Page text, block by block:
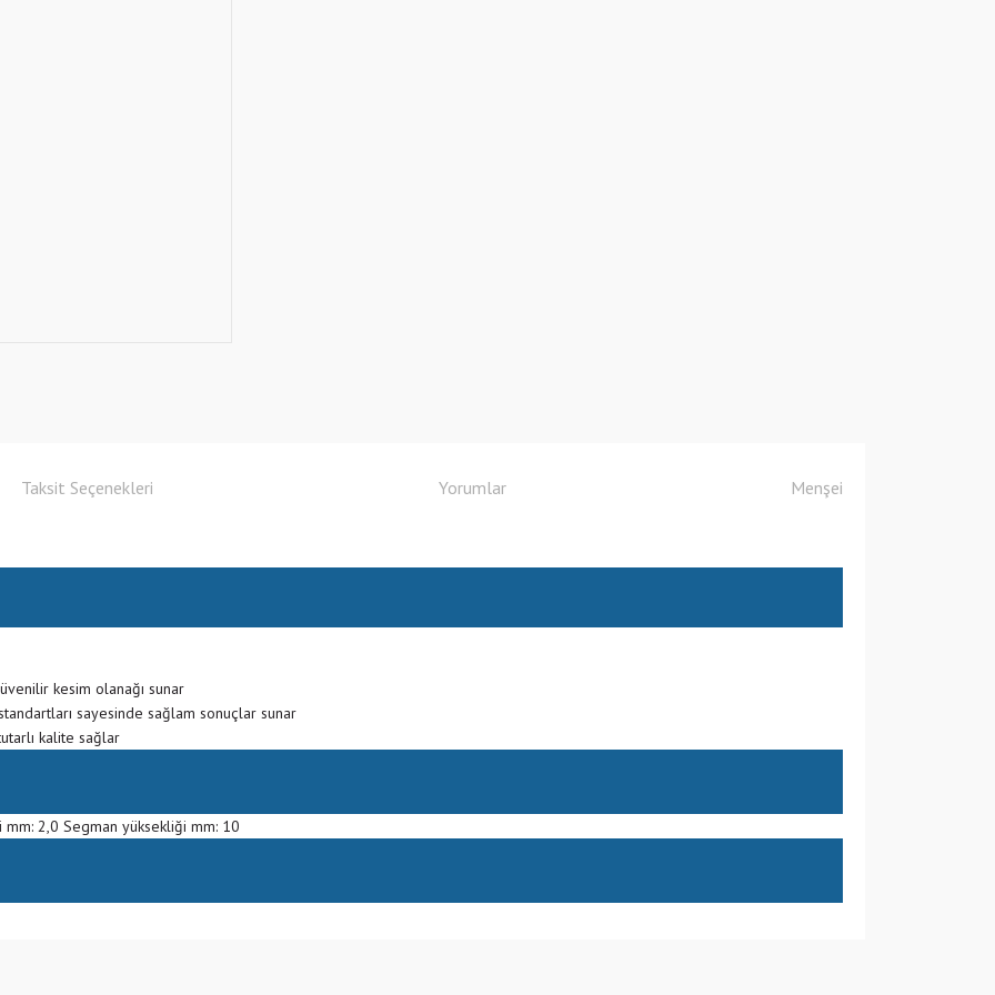
Taksit Seçenekleri Yorumlar Menşei
kesim olanağı sunar
sayesinde sağlam sonuçlar sunar
kalite sağlar
2,0 Segman yüksekliği mm: 10